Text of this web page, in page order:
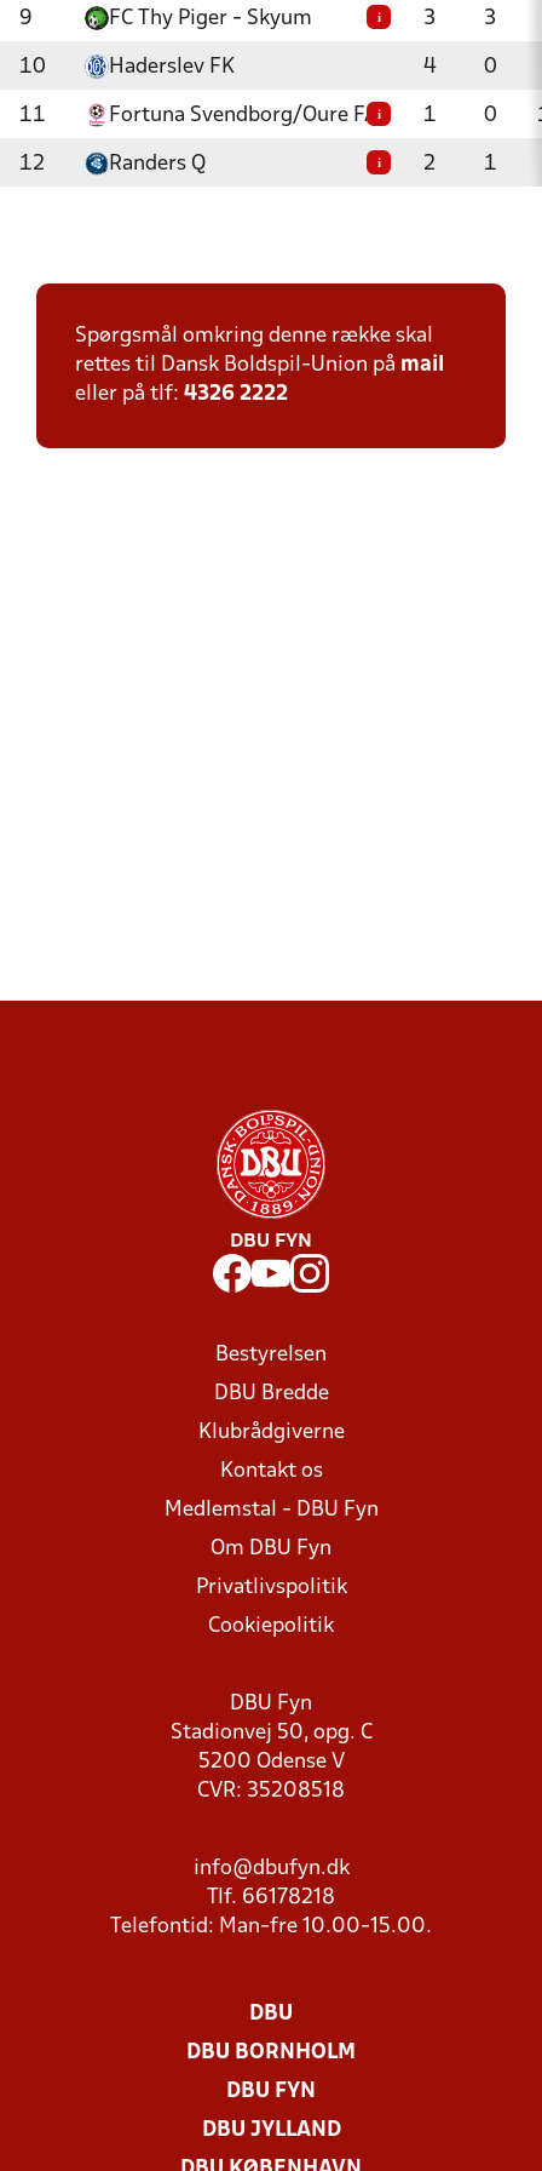
9 FC Thy Piger - Skyum i 3 3
10 Haderslev FK 4 0
11 Fortuna Svendborg/Oure FA i 1 0
12 Randers Q i 2 1
Spørgsmål omkring denne række skal
rettes til Dansk Boldspil-Union på mail
eller på tlf: 4326 2222
DBU FYN
Bestyrelsen
DBU Bredde
Klubrådgiverne
Kontakt os
Medlemstal - DBU Fyn
Om DBU Fyn
Privatlivspolitik
Cookiepolitik
DBU Fyn
Stadionvej 50, opg. C
5200 Odense V
CVR: 35208518
info@dbufyn.dk
Tlf. 66178218
Telefontid: Man-fre 10.00-15.00.
DBU
DBU BORNHOLM
DBU FYN
DBU JYLLAND